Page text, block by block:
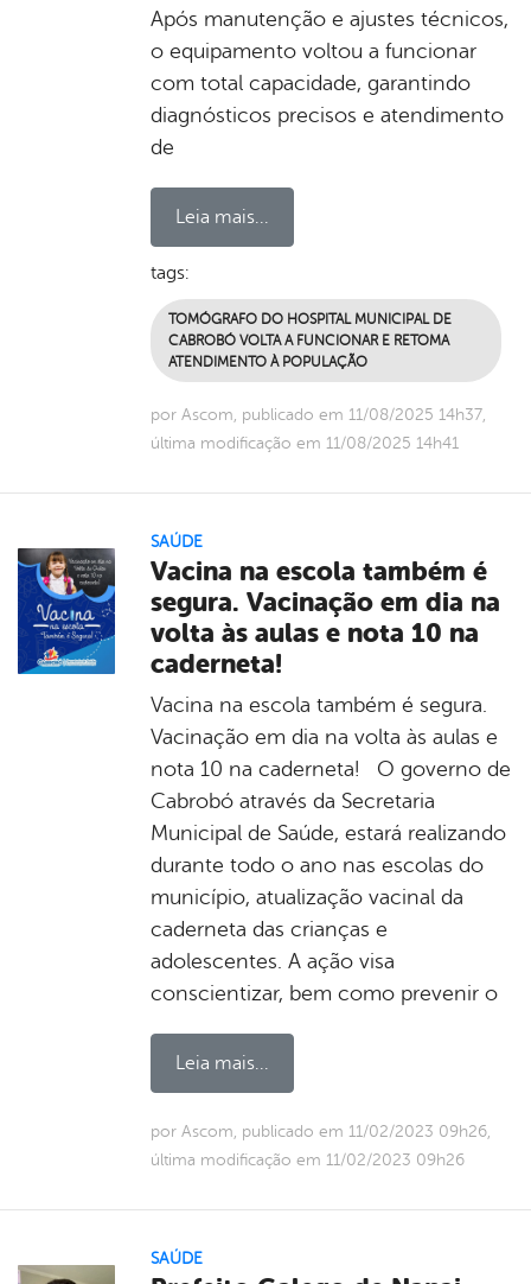
Após manutenção e ajustes técnicos,
o equipamento voltou a funcionar
com total capacidade, garantindo
diagnósticos precisos e atendimento
de
Leia mais...
tags:
TOMÓGRAFO DO HOSPITAL MUNICIPAL DE
CABROBÓ VOLTA A FUNCIONAR E RETOMA
ATENDIMENTO À POPULAÇÃO
por Ascom, publicado em 11/08/2025 14h37,
última modificação em 11/08/2025 14h41
SAÚDE
Vacina na escola também é
segura. Vacinação em dia na
volta às aulas e nota 10 na
caderneta!
Vacina na escola também é segura.
Vacinação em dia na volta às aulas e
nota 10 na caderneta! O governo de
Cabrobó através da Secretaria
Municipal de Saúde, estará realizando
durante todo o ano nas escolas do
município, atualização vacinal da
caderneta das crianças e
adolescentes. A ação visa
conscientizar, bem como prevenir o
Leia mais...
por Ascom, publicado em 11/02/2023 09h26,
última modificação em 11/02/2023 09h26
SAÚDE